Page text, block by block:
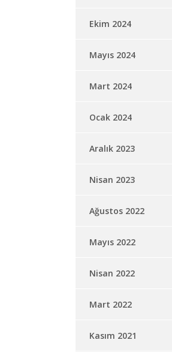
Ekim 2024
Mayıs 2024
Mart 2024
Ocak 2024
Aralık 2023
Nisan 2023
Ağustos 2022
Mayıs 2022
Nisan 2022
Mart 2022
Kasım 2021